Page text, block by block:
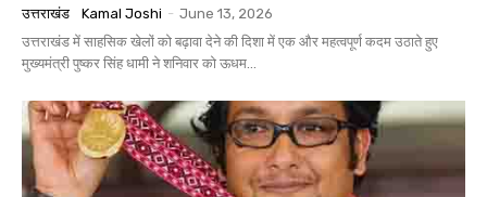
उत्तराखंड Kamal Joshi - June 13, 2026
उत्तराखंड में साहसिक खेलों को बढ़ावा देने की दिशा में एक और महत्वपूर्ण कदम उठाते हुए
मुख्यमंत्री पुष्कर सिंह धामी ने शनिवार को ऊधम...